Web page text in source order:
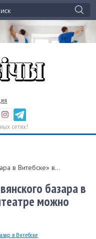
сетях!
в Витебске» в...
базара в
можно
в Витебске